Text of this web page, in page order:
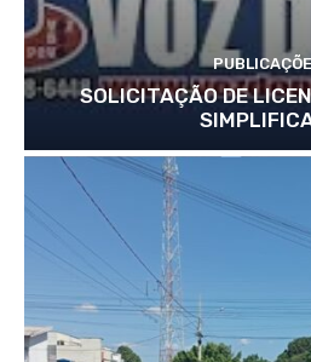
SOLICITAÇÃO DE